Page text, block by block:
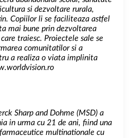
si dezvoltare rurala,
Copiilor li se faciliteaza astfel
mai bune prin dezvoltarea
traiesc. Proiectele sale se
comunitatilor si a
a realiza o viata implinita
Sharp and Dohme (MSD) a
in urma cu 21 de ani, fiind una
multinationale cu